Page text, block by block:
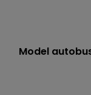
Model